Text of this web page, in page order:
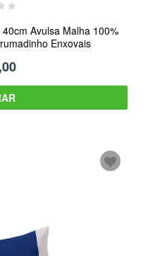
Avulsa Malha 100%
Enxovais